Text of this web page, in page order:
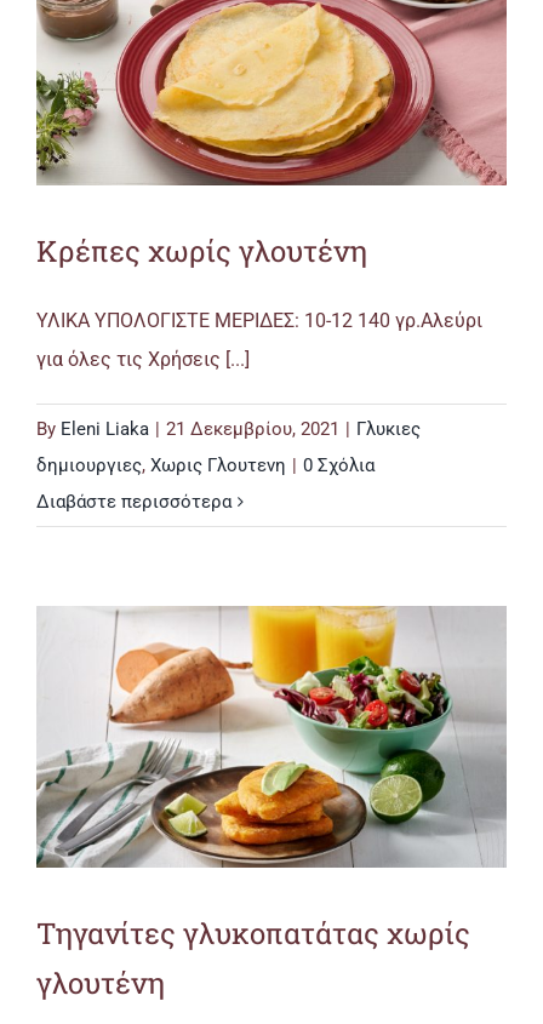
Κρέπες χωρίς γλουτένη
ΥΛΙΚΑ ΥΠΟΛΟΓΙΣΤΕ ΜΕΡΙΔΕΣ: 10-12 140 γρ.Αλεύρι
για όλες τις Χρήσεις [...]
By Eleni Liaka | 21 Δεκεμβρίου, 2021 | Γλυκιες
δημιουργιες, Χωρις Γλουτενη | 0 Σχόλια
Διαβάστε περισσότερα
Τηγανίτες γλυκοπατάτας χωρίς
γλουτένη